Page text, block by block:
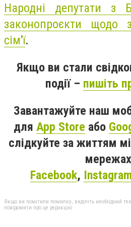
Народні депутати з
законопроєкти щодо
сім'ї.
Якщо ви стали
події – пишіть
Завантажуйте наш
для App Store або
слідкуйте за життям
Facebook,
Якщо ви помітили помилку, виділіть необхідний
повідомити про це редакцію